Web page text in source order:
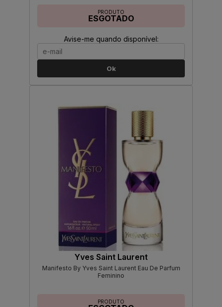
PRODUTO
ESGOTADO
Avise-me quando disponível:
Ok
Yves Saint Laurent
Manifesto By Yves Saint Laurent Eau De Parfum
Feminino
PRODUTO